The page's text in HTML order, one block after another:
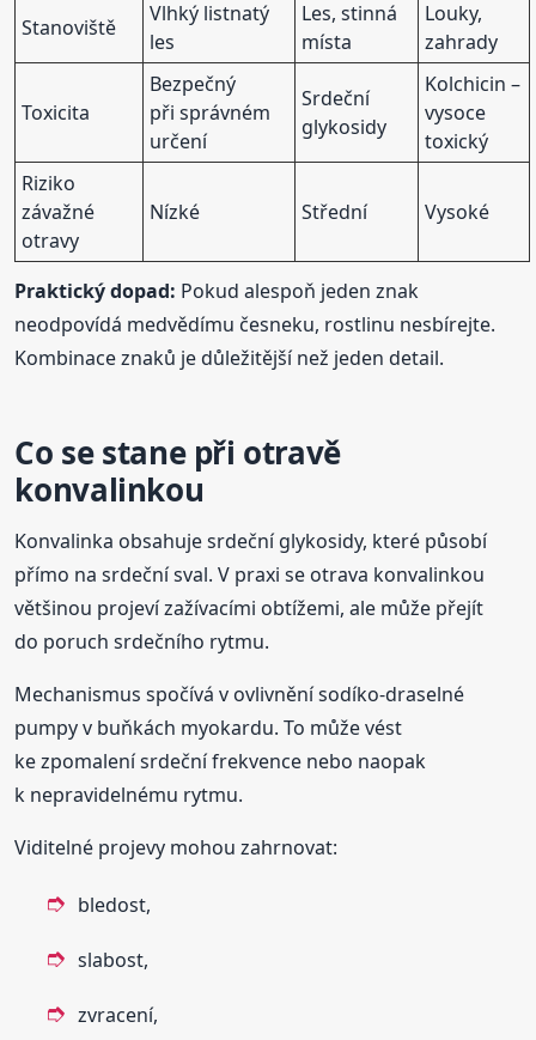
Stanoviště
Vlhký listnatý
les
Les, stinná
místa
Louky,
zahrady
Toxicita
Bezpečný
při správném
určení
Srdeční
glykosidy
Kolchicin –
vysoce
toxický
Riziko
závažné
otravy
Nízké Střední Vysoké
Praktický dopad: Pokud alespoň jeden znak
neodpovídá medvědímu česneku, rostlinu nesbírejte.
Kombinace znaků je důležitější než jeden detail.
Co se stane při otravě
konvalinkou
Konvalinka obsahuje srdeční glykosidy, které působí
přímo na srdeční sval. V praxi se otrava konvalinkou
většinou projeví zažívacími obtížemi, ale může přejít
do poruch srdečního rytmu.
Mechanismus spočívá v ovlivnění sodíko-draselné
pumpy v buňkách myokardu. To může vést
ke zpomalení srdeční frekvence nebo naopak
k nepravidelnému rytmu.
Viditelné projevy mohou zahrnovat:
bledost,
slabost,
zvracení,